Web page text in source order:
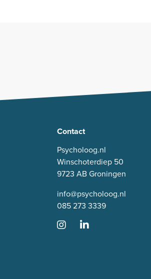
Contact
Psycholoog.nl
Winschoterdiep 50
9723 AB Groningen
info@psycholoog.nl
085 273 3339